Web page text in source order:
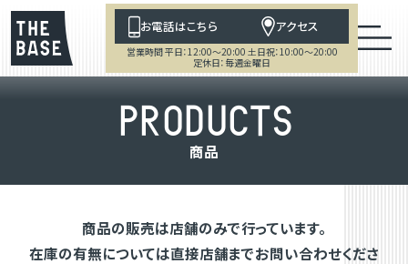
お電話はこちら アクセス
営業時間 平日：12:00～20:00 土日祝：10:00～20:00
定休日：毎週金曜日
PRODUCTS
商品
商品の販売は店舗のみで行っています。
在庫の有無については直接店舗までお問い合わせくださ